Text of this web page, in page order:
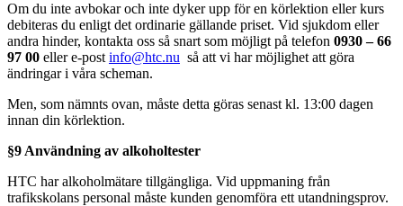
Om du inte avbokar och inte dyker upp för en körlektion eller kurs
debiteras du enligt det ordinarie gällande priset. Vid sjukdom eller
andra hinder, kontakta oss så snart som möjligt på telefon 0930 – 66
97 00 eller e-post info@htc.nu så att vi har möjlighet att göra
ändringar i våra scheman.
Men, som nämnts ovan, måste detta göras senast kl. 13:00 dagen
innan din körlektion.
§9 Användning av alkoholtester
HTC har alkoholmätare tillgängliga. Vid uppmaning från
trafikskolans personal måste kunden genomföra ett utandningsprov.